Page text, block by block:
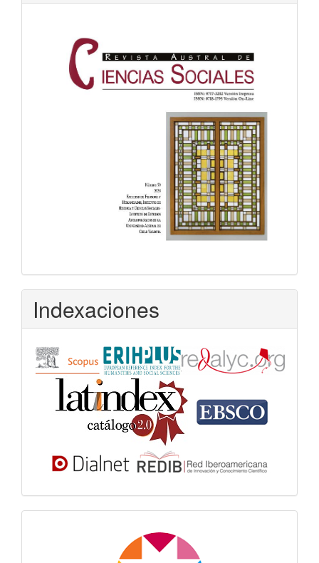
Indexaciones